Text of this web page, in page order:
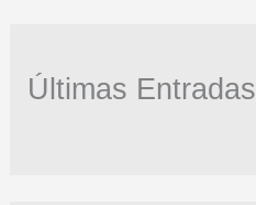
Últimas Entradas